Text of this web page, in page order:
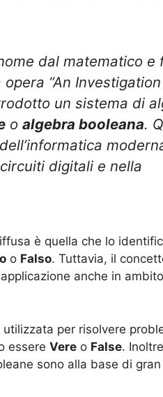
dal matematico e
“An
un sistema di
o algebra booleana.
digitali e nella
è quella che lo
o Falso. Tuttavia, il
anche in
utilizzata per risolvere
essere Vere o False.
sono alla base di